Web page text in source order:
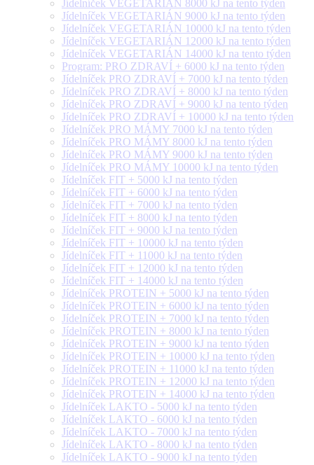
Jídelníček VEGETARIÁN 8000 kJ na tento týden
Jídelníček VEGETARIÁN 9000 kJ na tento týden
Jídelníček VEGETARIÁN 10000 kJ na tento týden
Jídelníček VEGETARIÁN 12000 kJ na tento týden
Jídelníček VEGETARIÁN 14000 kJ na tento týden
Program: PRO ZDRAVÍ + 6000 kJ na tento týden
Jídelníček PRO ZDRAVÍ + 7000 kJ na tento týden
Jídelníček PRO ZDRAVÍ + 8000 kJ na tento týden
Jídelníček PRO ZDRAVÍ + 9000 kJ na tento týden
Jídelníček PRO ZDRAVÍ + 10000 kJ na tento týden
Jídelníček PRO MÁMY 7000 kJ na tento týden
Jídelníček PRO MÁMY 8000 kJ na tento týden
Jídelníček PRO MÁMY 9000 kJ na tento týden
Jídelníček PRO MÁMY 10000 kJ na tento týden
Jídelníček FIT + 5000 kJ na tento týden
Jídelníček FIT + 6000 kJ na tento týden
Jídelníček FIT + 7000 kJ na tento týden
Jídelníček FIT + 8000 kJ na tento týden
Jídelníček FIT + 9000 kJ na tento týden
Jídelníček FIT + 10000 kJ na tento týden
Jídelníček FIT + 11000 kJ na tento týden
Jídelníček FIT + 12000 kJ na tento týden
Jídelníček FIT + 14000 kJ na tento týden
Jídelníček PROTEIN + 5000 kJ na tento týden
Jídelníček PROTEIN + 6000 kJ na tento týden
Jídelníček PROTEIN + 7000 kJ na tento týden
Jídelníček PROTEIN + 8000 kJ na tento týden
Jídelníček PROTEIN + 9000 kJ na tento týden
Jídelníček PROTEIN + 10000 kJ na tento týden
Jídelníček PROTEIN + 11000 kJ na tento týden
Jídelníček PROTEIN + 12000 kJ na tento týden
Jídelníček PROTEIN + 14000 kJ na tento týden
Jídelníček LAKTO - 5000 kJ na tento týden
Jídelníček LAKTO - 6000 kJ na tento týden
Jídelníček LAKTO - 7000 kJ na tento týden
Jídelníček LAKTO - 8000 kJ na tento týden
Jídelníček LAKTO - 9000 kJ na tento týden